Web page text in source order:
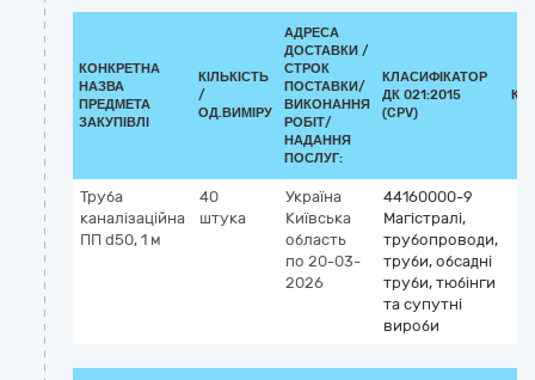
КОНКРЕТНА
НАЗВА
ПРЕДМЕТА
ЗАКУПІВЛІ
КІЛЬКІСТЬ
/
ОД.ВИМІРУ
АДРЕСА
ДОСТАВКИ /
СТРОК
ПОСТАВКИ/
ВИКОНАННЯ
РОБІТ/
НАДАННЯ
ПОСЛУГ:
КЛАСИФІКАТОР
ДК 021:2015
(CPV)
Труба
каналізаційна
ПП d50, 1 м
40
штука
Україна
Київська
область
по 20-03-
2026
44160000-9
Магістралі,
трубопроводи,
труби, обсадні
труби, тюбінги
та супутні
вироби